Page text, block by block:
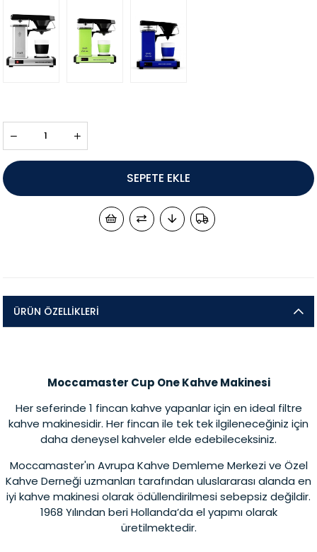
ÜRÜN ÖZELLIKLERI
Moccamaster Cup One Kahve Makinesi
Her seferinde 1 fincan kahve yapanlar için en ideal filtre
kahve makinesidir. Her fincan ile tek tek ilgileneceğiniz için
daha deneysel kahveler elde edebileceksiniz.
Moccamaster'ın Avrupa Kahve Demleme Merkezi ve Özel
Kahve Derneği uzmanları tarafından uluslararası alanda en
iyi kahve makinesi olarak ödüllendirilmesi sebepsiz değildir.
1968 Yılından beri Hollanda’da el yapımı olarak
üretilmektedir.